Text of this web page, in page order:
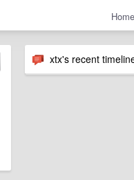
Home
xtx's recent